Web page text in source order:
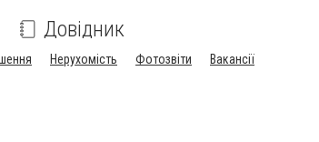
Довідник
Нерухомість Фотозвіти Вакансії